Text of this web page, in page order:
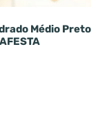
Médio Preto